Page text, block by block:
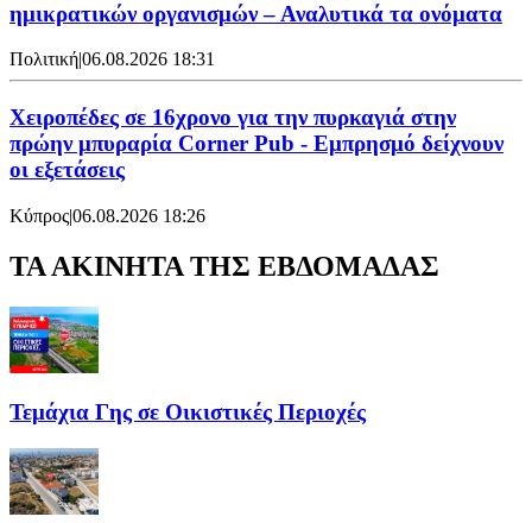
ημικρατικών οργανισμών – Αναλυτικά τα ονόματα
Πολιτική|06.08.2026 18:31
Χειροπέδες σε 16χρονο για την πυρκαγιά στην
πρώην μπυραρία Corner Pub - Εμπρησμό δείχνουν
οι εξετάσεις
Κύπρος|06.08.2026 18:26
ΤΑ ΑΚΙΝΗΤΑ ΤΗΣ ΕΒΔΟΜΑΔΑΣ
Τεμάχια Γης σε Οικιστικές Περιοχές